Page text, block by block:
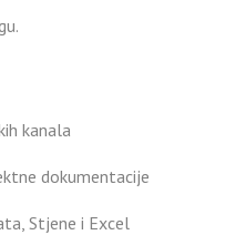
kanala
dokumentacije
Stjene i Excel